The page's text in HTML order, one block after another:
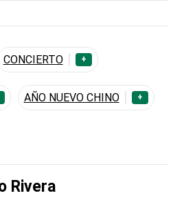
CONCIERTO +
AÑO NUEVO CHINO +
Rivera